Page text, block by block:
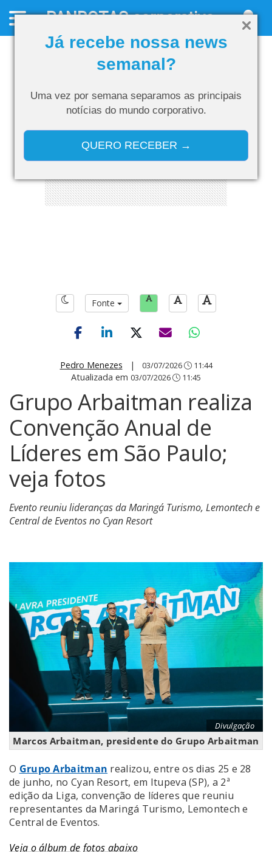
Já recebe nossa news
semanal?
Uma vez por semana separamos as principais
notícias do mundo corporativo.
QUERO RECEBER →
PANROTAScorporativo
Fonte
Pedro Menezes | 03/07/2026 11:44
Atualizada em 03/07/2026 11:45
Grupo Arbaitman realiza
Convenção Anual de
Líderes em São Paulo;
veja fotos
Evento reuniu lideranças da Maringá Turismo, Lemontech e
Central de Eventos no Cyan Resort
Divulgação
Marcos Arbaitman, presidente do Grupo Arbaitman
O Grupo Arbaitman realizou, entre os dias 25 e 28
de junho, no Cyan Resort, em Itupeva (SP), a 2ª
edição da Liga, convenção de líderes que reuniu
representantes da Maringá Turismo, Lemontech e
Central de Eventos.
Veja o álbum de fotos abaixo